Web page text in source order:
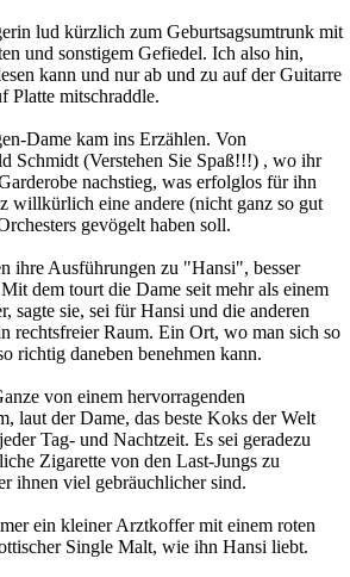
lud kürzlich zum Geburtsagsumtrunk mit
und sonstigem Gefiedel. Ich also hin,
kann und nur ab und zu auf der Guitarre
Platte mitschraddle.
Dame kam ins Erzählen. Von
Schmidt (Verstehen Sie Spaß!!!) , wo ihr
nachstieg, was erfolglos für ihn
willkürlich eine andere (nicht ganz so gut
gevögelt haben soll.
ihre Ausführungen zu "Hansi", besser
dem tourt die Dame seit mehr als einem
sagte sie, sei für Hansi und die anderen
rechtsfreier Raum. Ein Ort, wo man sich so
richtig daneben benehmen kann.
von einem hervorragenden
laut der Dame, das beste Koks der Welt
Tag- und Nachtzeit. Es sei geradezu
Zigarette von den Last-Jungs zu
ihnen viel gebräuchlicher sind.
ein kleiner Arztkoffer mit einem roten
Single Malt, wie ihn Hansi liebt.